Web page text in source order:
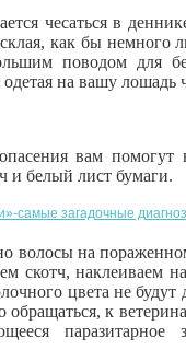
чесаться в
как бы
поводом для
на вашу лошадь
вам
и белый лист бумаги.
волосы на
скотч, наклеиваем
цвета не
к